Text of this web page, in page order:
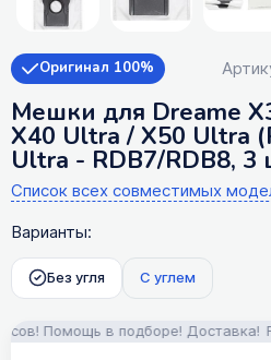
Оригинал 100%
Мешки для Dreame
X40 Ultra / X50 Ultra
Ultra - RDB7/RDB8, 3
Список всех совместимых
Варианты:
Без угля С углем
Помощь в подборе! Доставка!